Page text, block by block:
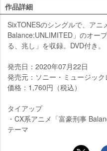
作品詳細
SixTONESのシングルで、アニ
Balance:UNLIMITED」のオー
る、兆し」を収録。DVD付き。
発売日：2020年07月22日
発売元：ソニー・ミュージッ
価格：1,760円（税込）
タイアップ
・CX系アニメ「富豪刑事
テーマ